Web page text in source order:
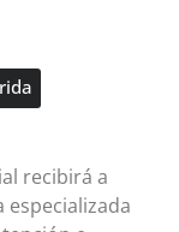
recibirá a
especializada